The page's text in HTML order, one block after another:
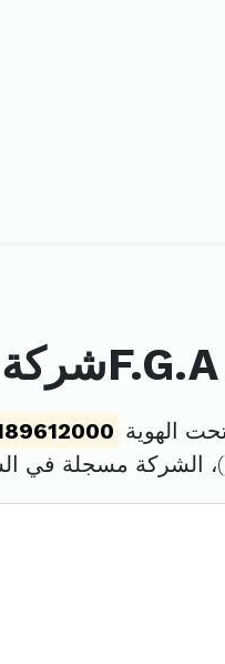
شركة الحاجيات العامة للسياراتF.G.A
)، الشركة مسجلة في